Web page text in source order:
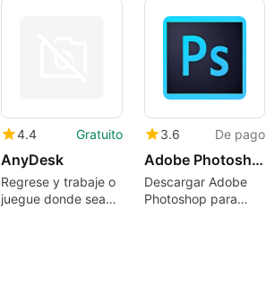
4.4 Gratuito
AnyDesk
Regrese y trabaje o
juegue donde sea
3.6 De pago
Adobe Photoshop
Descargar Adobe
Photoshop para